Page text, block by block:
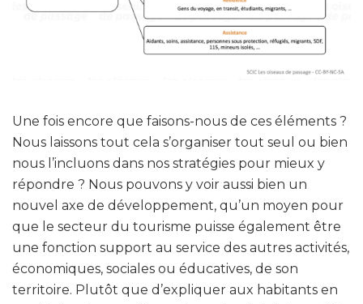
Une fois encore que faisons-nous de ces éléments ?
Nous laissons tout cela s’organiser tout seul ou bien
nous l’incluons dans nos stratégies pour mieux y
répondre ? Nous pouvons y voir aussi bien un
nouvel axe de développement, qu’un moyen pour
que le secteur du tourisme puisse également être
une fonction support au service des autres activités,
économiques, sociales ou éducatives, de son
territoire. Plutôt que d’expliquer aux habitants en